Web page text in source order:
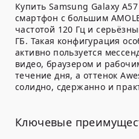
Купить Samsung Galaxy
смартфон с большим
частотой 120 Гц и
ГБ. Такая конфигурация
активно пользуется
видео, браузером и
течение дня, а оттенок
солидно, сдержанно и
Ключевые